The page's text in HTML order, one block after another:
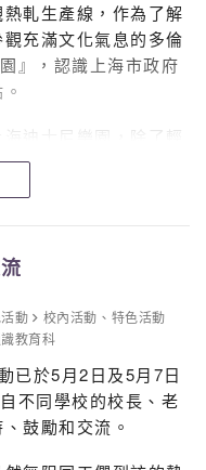
軋生產線，作為了解
充滿文化氣息的多倫
』，認識上海市政府
迪士尼樂園，除了輕
海的園區與香港的是
觀了上海博物館、世
們反思香港的未來規
的是否可以互為配
經濟、環保、社會的
動 校內活動 、 特色活動
教育科
已於5月2日及5月7日
不同學校的校長、老
鼓勵和交流。